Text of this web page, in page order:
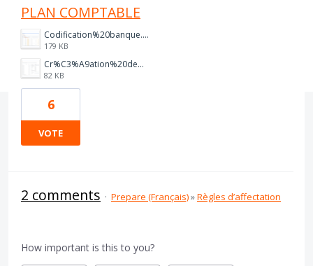
PLAN COMPTABLE
Codification%20banque.PNG
179 KB
Cr%C3%A9ation%20de%20r%C3%A8gle%20bancaire.PNG
82 KB
6
VOTE
2 comments · Prepare (Français)»Règles d’affectation
How important is this to you?